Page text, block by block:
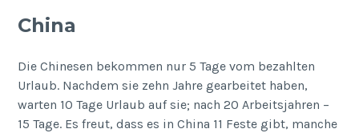
China
Die Chinesen bekommen nur 5 Tage vom bezahlten
Urlaub. Nachdem sie zehn Jahre gearbeitet haben,
warten 10 Tage Urlaub auf sie; nach 20 Arbeitsjahren –
15 Tage. Es freut, dass es in China 11 Feste gibt, manche